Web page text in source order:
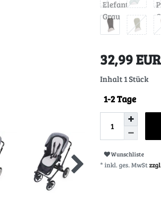
32,99 EUR
Inhalt1Stück
1-2 Tage
Wunschliste
* inkl. ges. MwSt